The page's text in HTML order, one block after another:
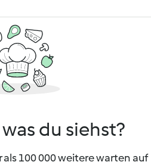
du siehst?
als 100 000 weitere warten auf